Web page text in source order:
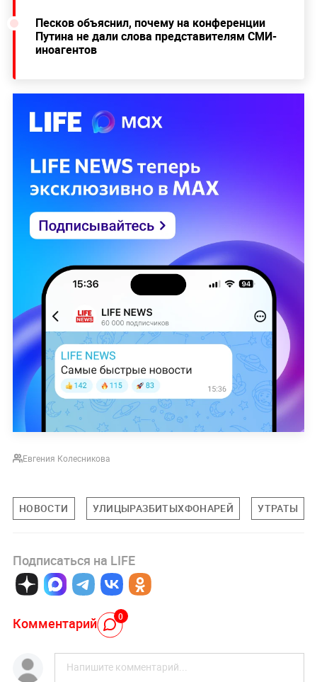
Песков объяснил, почему на конференции
Путина не дали слова представителям СМИ-
иноагентов
Евгения Колесникова
НОВОСТИ УЛИЦЫРАЗБИТЫХФОНАРЕЙ УТРАТЫ
Подписаться на LIFE
Комментарий 0